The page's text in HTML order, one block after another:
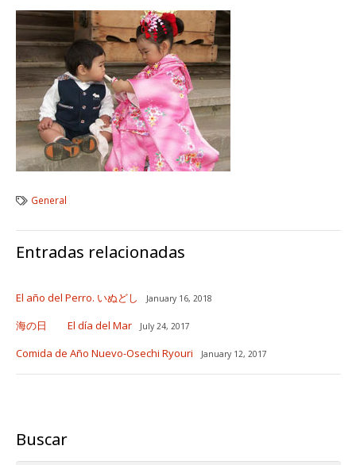
General
Entradas relacionadas
El año del Perro. いぬどし January 16, 2018
海の日 El día del Mar July 24, 2017
Comida de Año Nuevo-Osechi Ryouri January 12, 2017
Buscar